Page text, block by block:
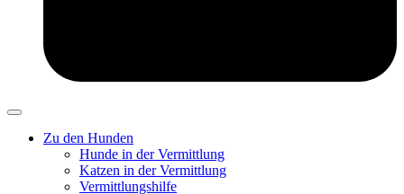
Zu den Hunden
Hunde in der Vermittlung
Katzen in der Vermittlung
Vermittlungshilfe